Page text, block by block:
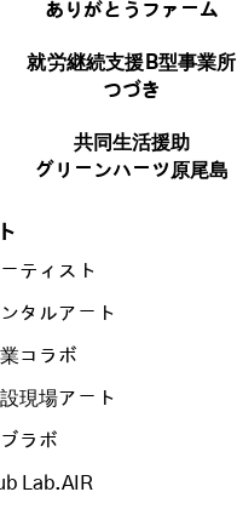
ありがとうファーム
就労継続支援B型事業所
つづき
共同生活援助
グリーンハーツ原尾島
ティスト
ンタルアート
コラボ
現場アート
ラボ
Lab.AIR